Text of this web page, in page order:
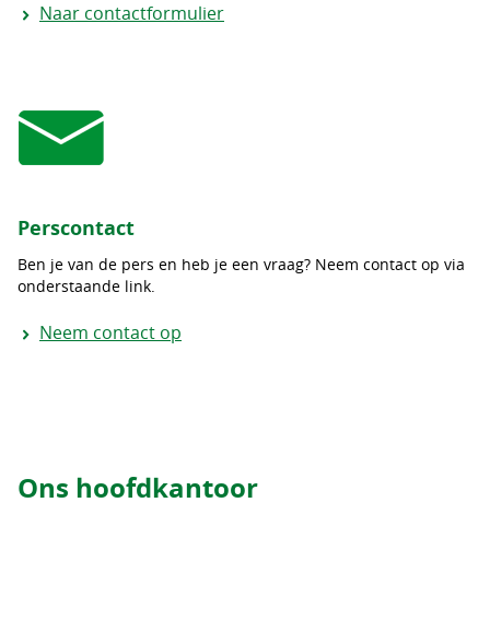
Naar contactformulier
Perscontact
Ben je van de pers en heb je een vraag? Neem contact op via
onderstaande link.
Neem contact op
Ons hoofdkantoor